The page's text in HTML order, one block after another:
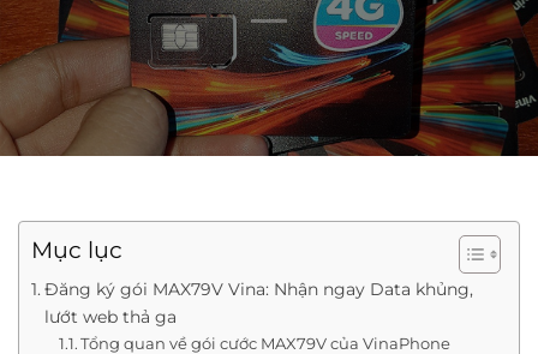
Mục lục
Đăng ký gói MAX79V Vina: Nhận ngay Data khủng,
lướt web thả ga
Tổng quan về gói cước MAX79V của VinaPhone